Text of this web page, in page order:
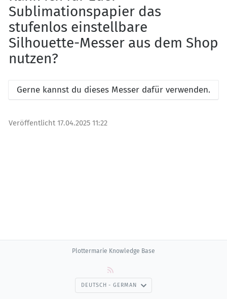
Sublimationspapier das
stufenlos einstellbare
Silhouette-Messer aus dem Shop
nutzen?
Gerne kannst du dieses Messer dafür verwenden.
Veröffentlicht 17.04.2025 11:22
Plottermarie Knowledge Base
DEUTSCH - GERMAN